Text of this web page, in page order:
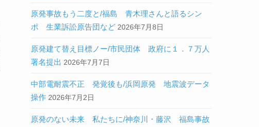
原発事故もう二度と/福島 青木理さんと語るシン
ポ 生業訴訟原告団など 2026年7月8日
原発建て替え目標ノー/市民団体 政府に１．７万人
署名提出 2026年7月7日
中部電耐震不正 発覚後も/浜岡原発 地震波データ
操作 2026年7月2日
原発のない未来 私たちに/神奈川・藤沢 福島事故